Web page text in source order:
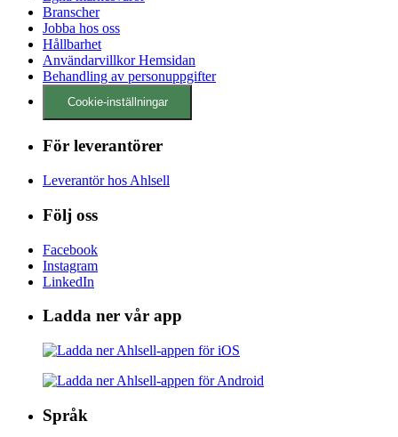
Branscher
Jobba hos oss
Hållbarhet
Användarvillkor Hemsidan
Behandling av personuppgifter
Cookie-inställningar
För leverantörer
Leverantör hos Ahlsell
Följ oss
Facebook
Instagram
LinkedIn
Ladda ner vår app
Språk